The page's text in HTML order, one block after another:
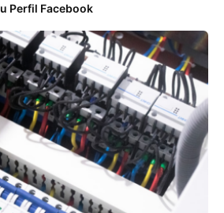
Perfil Facebook